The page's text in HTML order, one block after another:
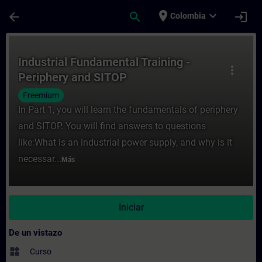
arrow_back search place Colombia expand_more login
more_vert
Industrial Fundamental Training -
Periphery and SITOP
Freemium
In Part 1, you will learn the fundamentals of periphery
and SITOP. You will find answers to questions
like:What is an industrial power supply, and why is it
necessar... Más
Iniciar
De un vistazo
widgets Curso